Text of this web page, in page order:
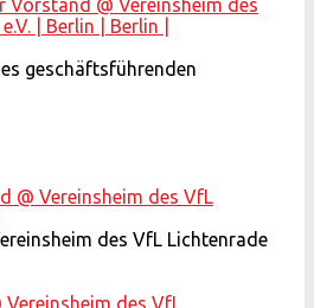
geschäftsführenden
@ Vereinsheim des VfL
des VfL Lichtenrade